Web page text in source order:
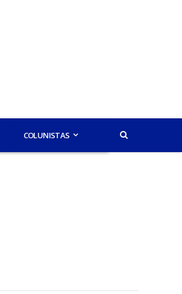
COLUNISTAS